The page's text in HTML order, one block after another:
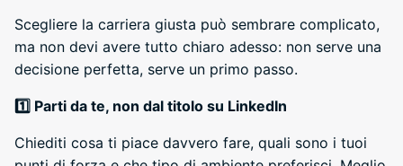
Scegliere la carriera giusta può sembrare complicato,
ma non devi avere tutto chiaro adesso: non serve una
decisione perfetta, serve un primo passo.
1️ Parti da te, non dal titolo su LinkedIn
Chiediti cosa ti piace davvero fare, quali sono i tuoi